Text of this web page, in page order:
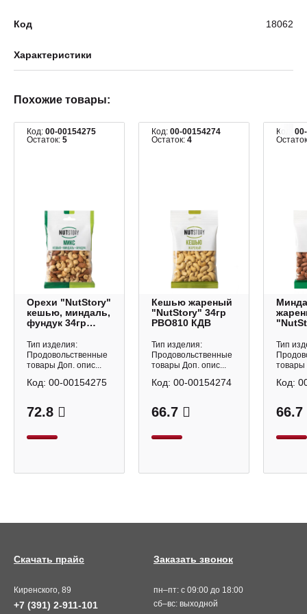
Код 18062
Характеристики
Похожие товары:
Код: 00-00154275
Остаток: 5
Орехи "NutStory"
кешью, миндаль,
фундук 34гр
Тип изделия:
Продовольственные
товары Доп. опис...
72.8
Код: 00-00154275
Код: 00-00154274
Остаток: 4
Кешью жареный
"NutStory" 34гр
РВО810 КДВ
Тип изделия:
Продовольственные
товары Доп. опис...
66.7
Код: 00-00154274
Код:
Тип
товары
66.7
Код:
Киренского, 89
+7 (391) 2-911-101
пн–пт: с 09:00 до 18:00
сб–вс: выходной
Заказать звонок
Скачать прайс